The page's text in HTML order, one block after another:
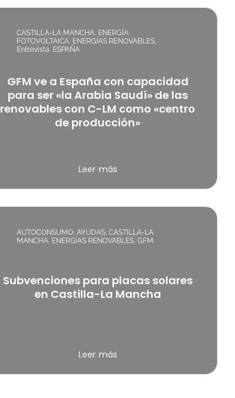
CASTILLA-LA MANCHA, ENERGÍA
FOTOVOLTAICA, ENERGÍAS RENOVABLES,
Entrevista, ESPAÑA
GFM ve a España con capacidad
para ser «la Arabia Saudí» de las
renovables con C-LM como «centro
de producción»
Leer más
AUTOCONSUMO, AYUDAS, CASTILLA-LA
MANCHA, ENERGÍAS RENOVABLES, GFM
Subvenciones para placas solares
en Castilla-La Mancha
Leer más